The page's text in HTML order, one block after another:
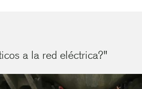
a la red eléctrica?"